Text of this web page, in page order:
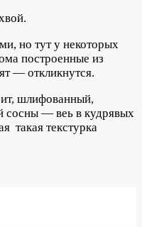
но тут у некоторых
построенные из
— откликнутся.
шлифованный,
сосны — веь в кудрявых
такая текстурка